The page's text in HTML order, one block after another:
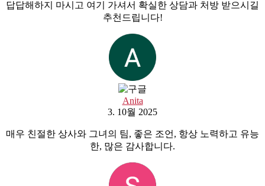
답답해하지 마시고 여기 가셔서 확실한 상담과 처방 받으시길
추천드립니다!
Anita
3. 10월 2025
매우 친절한 상사와 그녀의 팀, 좋은 조언, 항상 노력하고 유능
한, 많은 감사합니다.